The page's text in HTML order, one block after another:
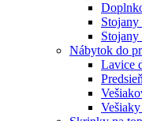
Stojany
Nábytok do
Lavice
Vešiaky